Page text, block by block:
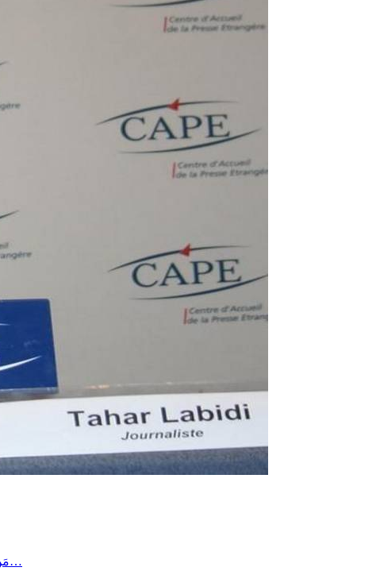
● مَنْ أنتَ سيدي، ولِمَا كل نصوصكَ بهذا الكمِّ من الكآبةِ والإكتئابْ؟! 🧨 أنا الراحل دوما، والمسافر دوما، لا وطنَ لي، لا مقرَّ لي، لا حضنَ لي…